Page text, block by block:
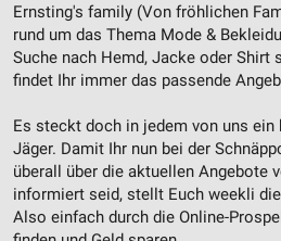
Ernsting's family (Von fröhlichen
rund um das Thema Mode &
Suche nach Hemd, Jacke oder Shirt
findet Ihr immer das passende
Es steckt doch in jedem von uns ein
Jäger. Damit Ihr nun bei der
überall über die aktuellen Angebote
informiert seid, stellt Euch weekli
Also einfach durch die Online-